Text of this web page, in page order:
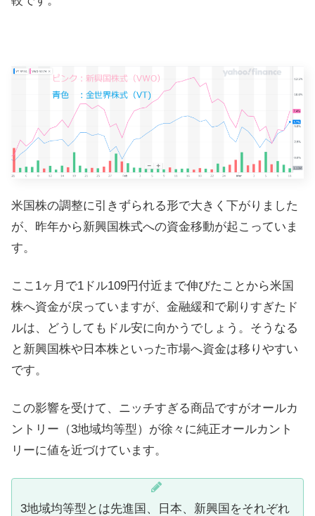
米国株の調整に引きずられる形で大きく下がりました
が、昨年から新興国株式への資金移動が起こっていま
す。
ここ1ヶ月で1ドル109円付近まで伸びたことから米国
株へ資金が戻っていますが、金融緩和で刷りすぎたド
ルは、どうしてもドル安に向かうでしょう。そうなる
と新興国株や日本株といった市場へ資金は移りやすい
です。
この影響を受けて、ニッチすぎる商品ですがオールカ
ントリー（3地域均等型）が徐々に純正オールカント
リーに値を近づけています。
3地域均等型とは先進国、日本、新興国をそれぞれ